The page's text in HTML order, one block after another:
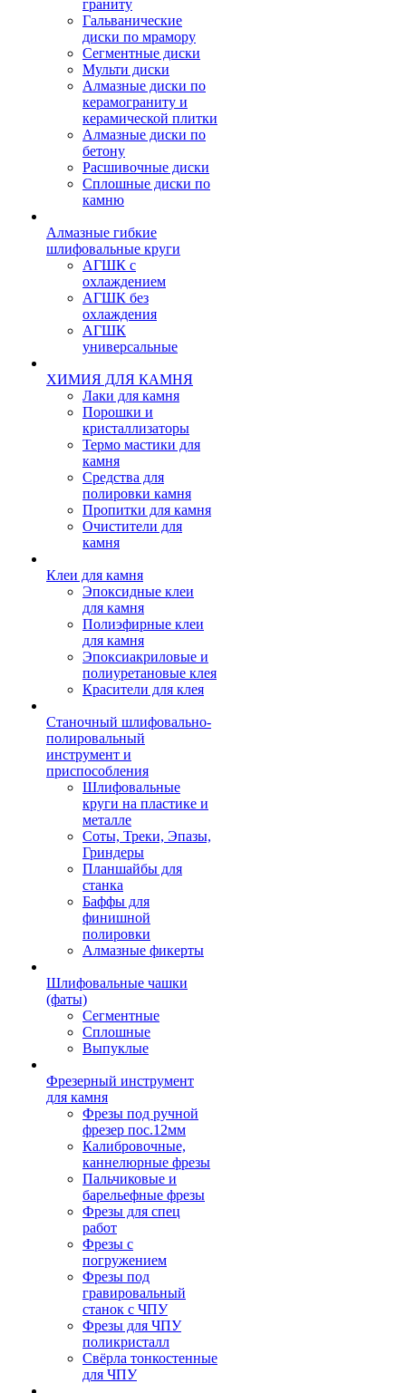
граниту
Гальванические
диски по мрамору
Сегментные диски
Мульти диски
Алмазные диски по
керамограниту и
керамической плитки
Алмазные диски по
бетону
Расшивочные диски
Сплошные диски по
камню
Алмазные гибкие
шлифовальные круги
АГШК с
охлаждением
АГШК без
охлаждения
АГШК
универсальные
ХИМИЯ ДЛЯ КАМНЯ
Лаки для камня
Порошки и
кристаллизаторы
Термо мастики для
камня
Средства для
полировки камня
Пропитки для камня
Очистители для
камня
Клеи для камня
Эпоксидные клеи
для камня
Полиэфирные клеи
для камня
Эпоксиакриловые и
полиуретановые клея
Красители для клея
Станочный шлифовально-
полировальный
инструмент и
приспособления
Шлифовальные
круги на пластике и
металле
Соты, Треки, Эпазы,
Гриндеры
Планшайбы для
станка
Баффы для
финишной
полировки
Алмазные фикерты
Шлифовальные чашки
(фаты)
Сегментные
Сплошные
Выпуклые
Фрезерный инструмент
для камня
Фрезы под ручной
фрезер пос.12мм
Калибровочные,
каннелюрные фрезы
Пальчиковые и
барельефные фрезы
Фрезы для спец
работ
Фрезы с
погружением
Фрезы под
гравировальный
станок с ЧПУ
Фрезы для ЧПУ
поликристалл
Свёрла тонкостенные
для ЧПУ